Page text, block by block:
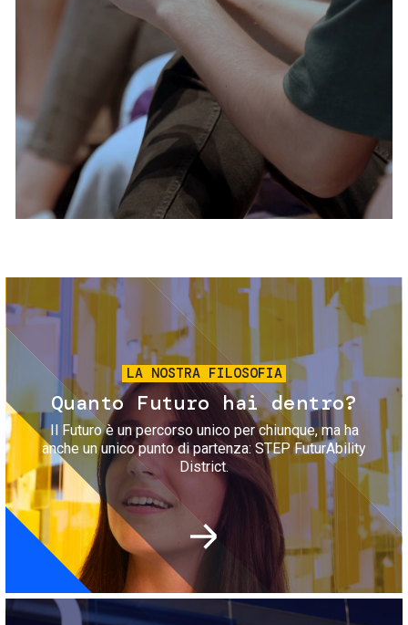
Servizi e accessibilità
Biglietti
Immagine
LA NOSTRA FILOSOFIA
Quanto Futuro hai dentro?
Il Futuro è un percorso unico per chiunque, ma ha
anche un unico punto di partenza: STEP FuturAbility
District.
Immagine